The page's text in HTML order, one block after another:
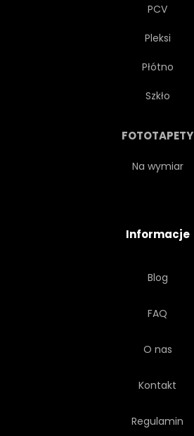
PCV
Pleksi
Płótno
Szkło
FOTOTAPETY
Na wymiar
Informacje
Blog
FAQ
O nas
Kontakt
Regulamin